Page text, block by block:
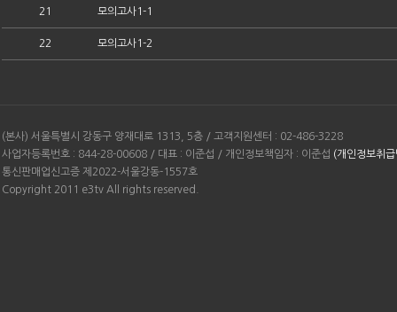
21 모의고사1-1
22 모의고사1-2
(본사) 서울특별시 강동구 양재대로 1313, 5층 / 고객지원센터 : 02-486-3228
사업자등록번호 : 844-28-00608 / 대표 : 이준섭 / 개인정보책임자 : 이준섭 (개인정보취
통신판매업신고증 제2022-서울강동-1557호
Copyright 2011 e3tv All rights reserved.